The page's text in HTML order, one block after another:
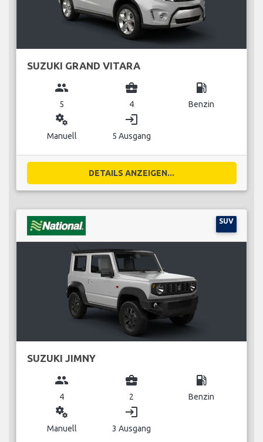
SUZUKI GRAND VITARA
group
5
business_center
4
local_gas_station
Benzin
miscellaneous_services
Manuell
login
5 Ausgang
DETAILS ANZEIGEN...
SUV
SUZUKI JIMNY
group
4
business_center
2
local_gas_station
Benzin
miscellaneous_services
Manuell
login
3 Ausgang